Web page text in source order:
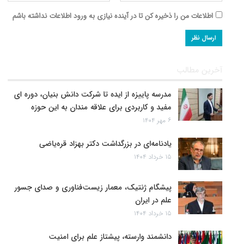
اطلاعات من را ذخیره کن تا در آینده نیازی به ورود اطلاعات نداشته باشم
آخرین مطالب
مدرسه پاییزه از ایده تا شرکت دانش بنیان، دوره ای
مفید و کاربردی برای علاقه مندان به این حوزه
۶ مهر ۱۴۰۴
یادنامه‌ای در بزرگداشت دکتر بهزاد قره‌یاضی
۱۵ خرداد ۱۴۰۴
پیشگام ژنتیک، معمار زیست‌فناوری و صدای جسور
علم در ایران
۱۵ خرداد ۱۴۰۴
دانشمند وارسته، پیشتاز علم برای امنیت